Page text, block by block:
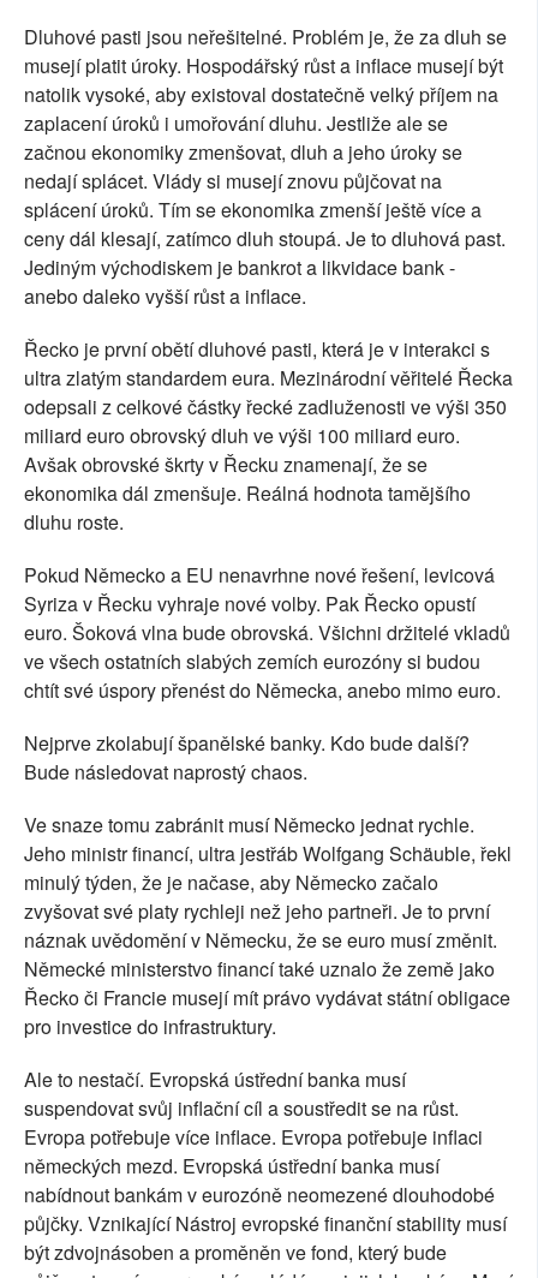
Dluhové pasti jsou neřešitelné. Problém je, že za dluh se
musejí platit úroky. Hospodářský růst a inflace musejí být
natolik vysoké, aby existoval dostatečně velký příjem na
zaplacení úroků i umořování dluhu. Jestliže ale se
začnou ekonomiky zmenšovat, dluh a jeho úroky se
nedají splácet. Vlády si musejí znovu půjčovat na
splácení úroků. Tím se ekonomika zmenší ještě více a
ceny dál klesají, zatímco dluh stoupá. Je to dluhová past.
Jediným východiskem je bankrot a likvidace bank -
anebo daleko vyšší růst a inflace.
Řecko je první obětí dluhové pasti, která je v interakci s
ultra zlatým standardem eura. Mezinárodní věřitelé Řecka
odepsali z celkové částky řecké zadluženosti ve výši 350
miliard euro obrovský dluh ve výši 100 miliard euro.
Avšak obrovské škrty v Řecku znamenají, že se
ekonomika dál zmenšuje. Reálná hodnota tamějšího
dluhu roste.
Pokud Německo a EU nenavrhne nové řešení, levicová
Syriza v Řecku vyhraje nové volby. Pak Řecko opustí
euro. Šoková vlna bude obrovská. Všichni držitelé vkladů
ve všech ostatních slabých zemích eurozóny si budou
chtít své úspory přenést do Německa, anebo mimo euro.
Nejprve zkolabují španělské banky. Kdo bude další?
Bude následovat naprostý chaos.
Ve snaze tomu zabránit musí Německo jednat rychle.
Jeho ministr financí, ultra jestřáb Wolfgang Schäuble, řekl
minulý týden, že je načase, aby Německo začalo
zvyšovat své platy rychleji než jeho partneři. Je to první
náznak uvědomění v Německu, že se euro musí změnit.
Německé ministerstvo financí také uznalo že země jako
Řecko či Francie musejí mít právo vydávat státní obligace
pro investice do infrastruktury.
Ale to nestačí. Evropská ústřední banka musí
suspendovat svůj inflační cíl a soustředit se na růst.
Evropa potřebuje více inflace. Evropa potřebuje inflaci
německých mezd. Evropská ústřední banka musí
nabídnout bankám v eurozóně neomezené dlouhodobé
půjčky. Vznikající Nástroj evropské finanční stability musí
být zdvojnásoben a proměněn ve fond, který bude